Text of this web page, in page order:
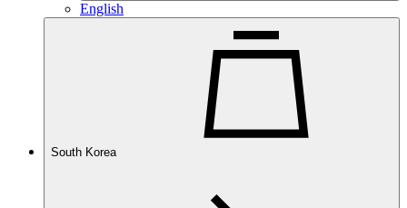
English
South Korea